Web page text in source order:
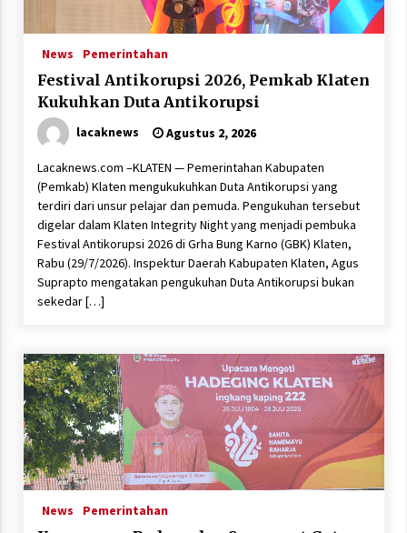
News Pemerintahan
Festival Antikorupsi 2026, Pemkab Klaten
Kukuhkan Duta Antikorupsi
lacaknews Agustus 2, 2026
Lacaknews.com –KLATEN — Pemerintahan Kabupaten
(Pemkab) Klaten mengukukuhkan Duta Antikorupsi yang
terdiri dari unsur pelajar dan pemuda. Pengukuhan tersebut
digelar dalam Klaten Integrity Night yang menjadi pembuka
Festival Antikorupsi 2026 di Grha Bung Karno (GBK) Klaten,
Rabu (29/7/2026). Inspektur Daerah Kabupaten Klaten, Agus
Suprapto mengatakan pengukuhan Duta Antikorupsi bukan
sekedar […]
News Pemerintahan